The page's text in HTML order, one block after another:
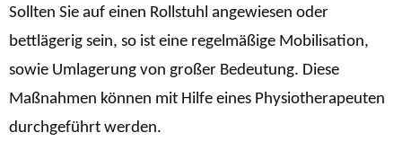
Sollten Sie auf einen Rollstuhl angewiesen oder
bettlägerig sein, so ist eine regelmäßige Mobilisation,
sowie Umlagerung von großer Bedeutung. Diese
Maßnahmen können mit Hilfe eines Physiotherapeuten
durchgeführt werden.